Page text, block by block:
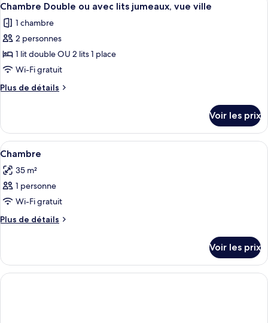
balcon
de
Chambre
Simple,
toutes
les
photos
pour
ce
type
de
Chambre
Double
ou
avec
lits
jumeaux,
vue
ville
4
Chambre Double ou avec lits jumeaux, vue ville
1 chambre
2 personnes
1 lit double OU 2 lits 1 place
Wi-Fi gratuit
Plus de détails
Plus
le
type
de
Chambre
Double
avec
lits
jumeaux,
Voir les prix
Afficher
toutes
les
photos
pour
ce
chambre :
Chambre
Une chambre de dortoir avec des
4
Chambre
35 m²
1 personne
Wi-Fi gratuit
Plus de détails
Plus
le
type
de
Voir les prix